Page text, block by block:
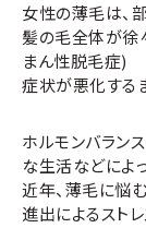
女性の薄毛は、
髪の毛全体が徐
まん性脱毛症)
症状が悪化する
ホルモンバラン
な生活などによ
近年、薄毛に悩
進出によるスト